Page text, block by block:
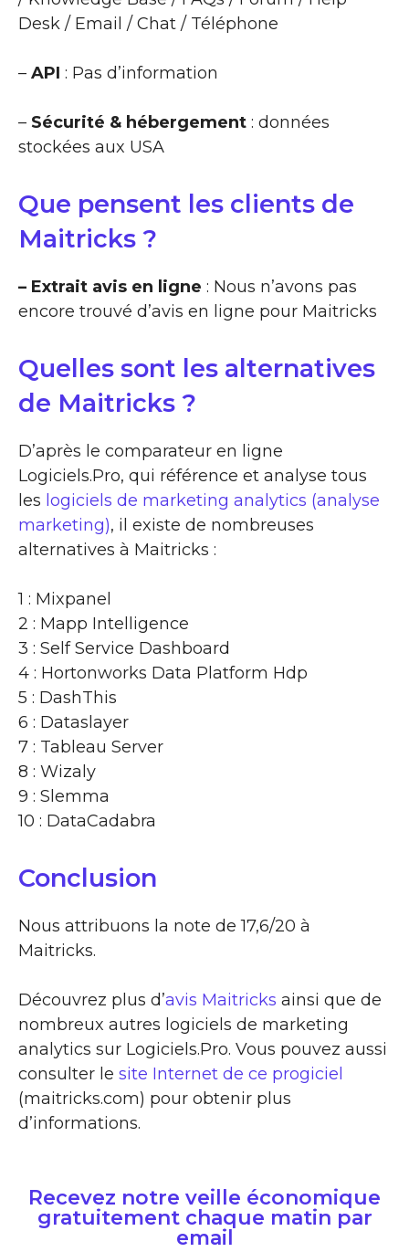
Desk / Email / Chat / Téléphone
– API : Pas d’information
– Sécurité & hébergement : données
stockées aux USA
Que pensent les clients de
Maitricks ?
– Extrait avis en ligne : Nous n’avons pas
encore trouvé d’avis en ligne pour Maitricks
Quelles sont les alternatives
de Maitricks ?
D’après le comparateur en ligne
Logiciels.Pro, qui référence et analyse tous
les logiciels de marketing analytics (analyse
marketing), il existe de nombreuses
alternatives à Maitricks :
1 : Mixpanel
2 : Mapp Intelligence
3 : Self Service Dashboard
4 : Hortonworks Data Platform Hdp
5 : DashThis
6 : Dataslayer
7 : Tableau Server
8 : Wizaly
9 : Slemma
10 : DataCadabra
Conclusion
Nous attribuons la note de 17,6/20 à
Maitricks.
Découvrez plus d’avis Maitricks ainsi que de
nombreux autres logiciels de marketing
analytics sur Logiciels.Pro. Vous pouvez aussi
consulter le site Internet de ce progiciel
(maitricks.com) pour obtenir plus
d’informations.
Recevez notre veille économique
gratuitement chaque matin par
email